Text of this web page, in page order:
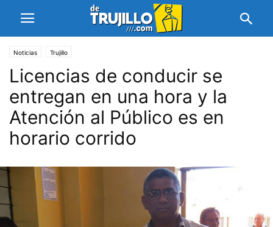
Noticias Trujillo
Licencias de conducir se
entregan en una hora y la
Atención al Público es en
horario corrido